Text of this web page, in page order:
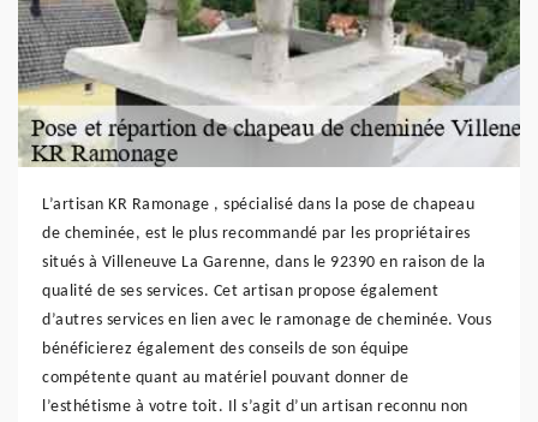
L’artisan KR Ramonage , spécialisé dans la pose de chapeau
de cheminée, est le plus recommandé par les propriétaires
situés à Villeneuve La Garenne, dans le 92390 en raison de la
qualité de ses services. Cet artisan propose également
d’autres services en lien avec le ramonage de cheminée. Vous
bénéficierez également des conseils de son équipe
compétente quant au matériel pouvant donner de
l’esthétisme à votre toit. Il s’agit d’un artisan reconnu non